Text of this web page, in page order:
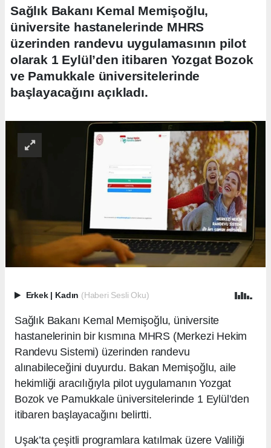
Sağlık Bakanı Kemal Memişoğlu,
üniversite hastanelerinde MHRS
üzerinden randevu uygulamasının pilot
olarak 1 Eylül’den itibaren Yozgat Bozok
ve Pamukkale üniversitelerinde
başlayacağını açıkladı.
Erkek | Kadın (Haberi Sesli Oku)
Sağlık Bakanı Kemal Memişoğlu, üniversite
hastanelerinin bir kısmına MHRS (Merkezi Hekim
Randevu Sistemi) üzerinden randevu
alınabileceğini duyurdu. Bakan Memişoğlu, aile
hekimliği aracılığıyla pilot uygulamanın Yozgat
Bozok ve Pamukkale üniversitelerinde 1 Eylül’den
itibaren başlayacağını belirtti.
Uşak’ta çeşitli programlara katılmak üzere Valiliği